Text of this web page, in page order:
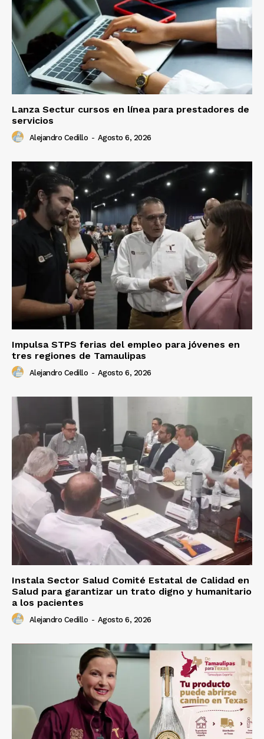
Lanza Sectur cursos en línea para prestadores de
servicios
Alejandro Cedillo - Agosto 6, 2026
Impulsa STPS ferias del empleo para jóvenes en
tres regiones de Tamaulipas
Alejandro Cedillo - Agosto 6, 2026
Instala Sector Salud Comité Estatal de Calidad en
Salud para garantizar un trato digno y humanitario
a los pacientes
Alejandro Cedillo - Agosto 6, 2026